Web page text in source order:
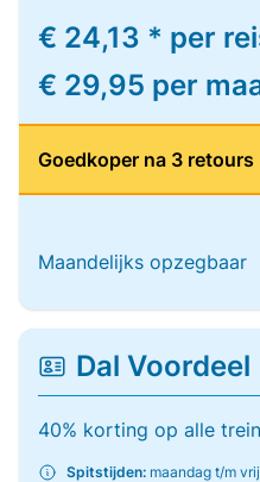
€ 24,13 * per
€ 29,95 per
Goedkoper na 3 retours
Maandelijks opzegbaar
Dal Voordeel
40% korting op alle
Spitstijden: maandag t/m